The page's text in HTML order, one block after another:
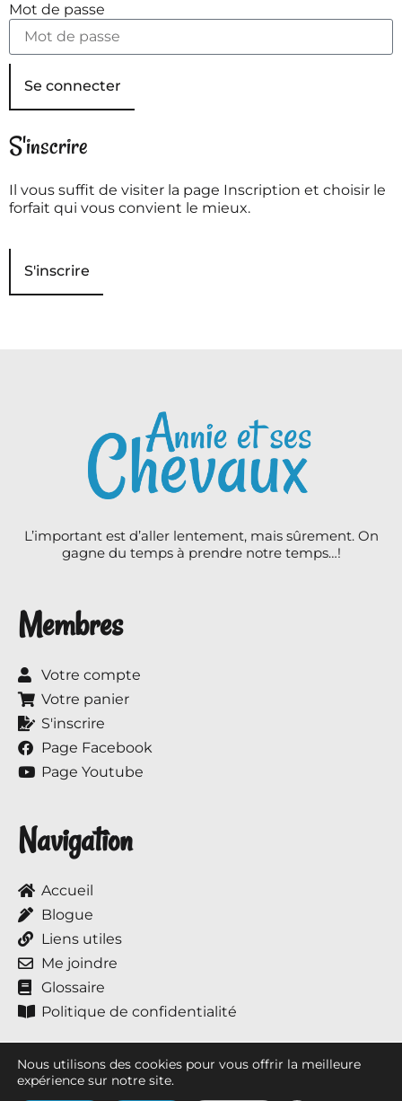
Mot de passe
Se connecter
S'inscrire
Il vous suffit de visiter la page Inscription et choisir le
forfait qui vous convient le mieux.
S'inscrire
L’important est d’aller lentement, mais sûrement. On
gagne du temps à prendre notre temps…!
Membres
Votre compte
Votre panier
S'inscrire
Page Facebook
Page Youtube
Navigation
Accueil
Blogue
Liens utiles
Me joindre
Glossaire
Politique de confidentialité
Nous utilisons des cookies pour vous offrir la meilleure
expérience sur notre site.